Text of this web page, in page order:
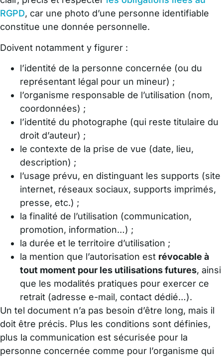
RGPD, car une photo d’une personne identifiable
constitue une donnée personnelle.
Doivent notamment y figurer :
l’identité de la personne concernée (ou du
représentant légal pour un mineur) ;
l’organisme responsable de l’utilisation (nom,
coordonnées) ;
l’identité du photographe (qui reste titulaire du
droit d’auteur) ;
le contexte de la prise de vue (date, lieu,
description) ;
l’usage prévu, en distinguant les supports (site
internet, réseaux sociaux, supports imprimés,
presse, etc.) ;
la finalité de l’utilisation (communication,
promotion, information…) ;
la durée et le territoire d’utilisation ;
la mention que l’autorisation est révocable à
tout moment pour les utilisations futures, ainsi
que les modalités pratiques pour exercer ce
retrait (adresse e-mail, contact dédié…).
Un tel document n’a pas besoin d’être long, mais il
doit être précis. Plus les conditions sont définies,
plus la communication est sécurisée pour la
personne concernée comme pour l’organisme qui